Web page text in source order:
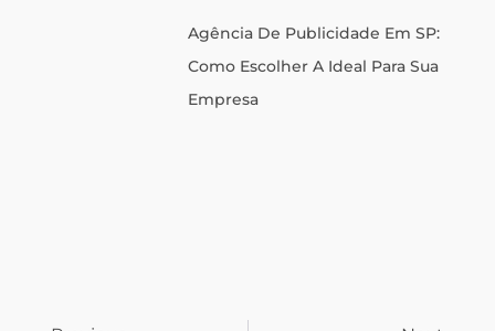
Agência De Publicidade Em SP:
Como Escolher A Ideal Para Sua
Empresa